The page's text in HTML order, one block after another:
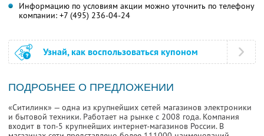
Информацию по условиям акции можно уточнить по телефону
компании: +7 (495) 236-04-24
Узнай, как воспользоваться купоном
ПОДРОБНЕЕ О ПРЕДЛОЖЕНИИ
«Ситилинк» — одна из крупнейших сетей магазинов электроники
и бытовой техники. Работает на рынке с 2008 года. Компания
входит в топ-5 крупнейших интернет-магазинов России. В